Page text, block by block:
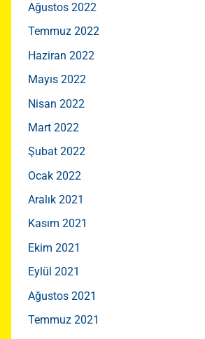
Ağustos 2022
Temmuz 2022
Haziran 2022
Mayıs 2022
Nisan 2022
Mart 2022
Şubat 2022
Ocak 2022
Aralık 2021
Kasım 2021
Ekim 2021
Eylül 2021
Ağustos 2021
Temmuz 2021